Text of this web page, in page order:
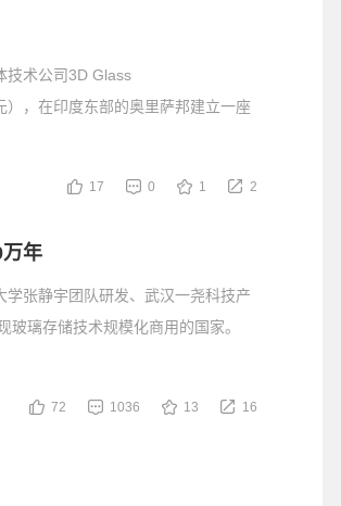
技术公司3D Glass
，在印度东部的奥里萨邦建立一座
17 0 1 2
年
张静宇团队研发、武汉一尧科技产
璃存储技术规模化商用的国家。
72 1036 13 16